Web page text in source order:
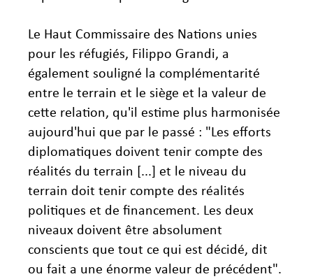
Le Haut Commissaire des Nations unies
pour les réfugiés, Filippo Grandi, a
également souligné la complémentarité
entre le terrain et le siège et la valeur de
cette relation, qu'il estime plus harmonisée
aujourd'hui que par le passé : "Les efforts
diplomatiques doivent tenir compte des
réalités du terrain [...] et le niveau du
terrain doit tenir compte des réalités
politiques et de financement. Les deux
niveaux doivent être absolument
conscients que tout ce qui est décidé, dit
ou fait a une énorme valeur de précédent".